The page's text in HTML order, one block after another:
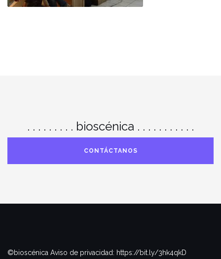
. . . . . . . . . bioscénica . . . . . . . . . . .
CONTÁCTANOS
©bioscénica Aviso de privacidad: https://bit.ly/3hk4qkD